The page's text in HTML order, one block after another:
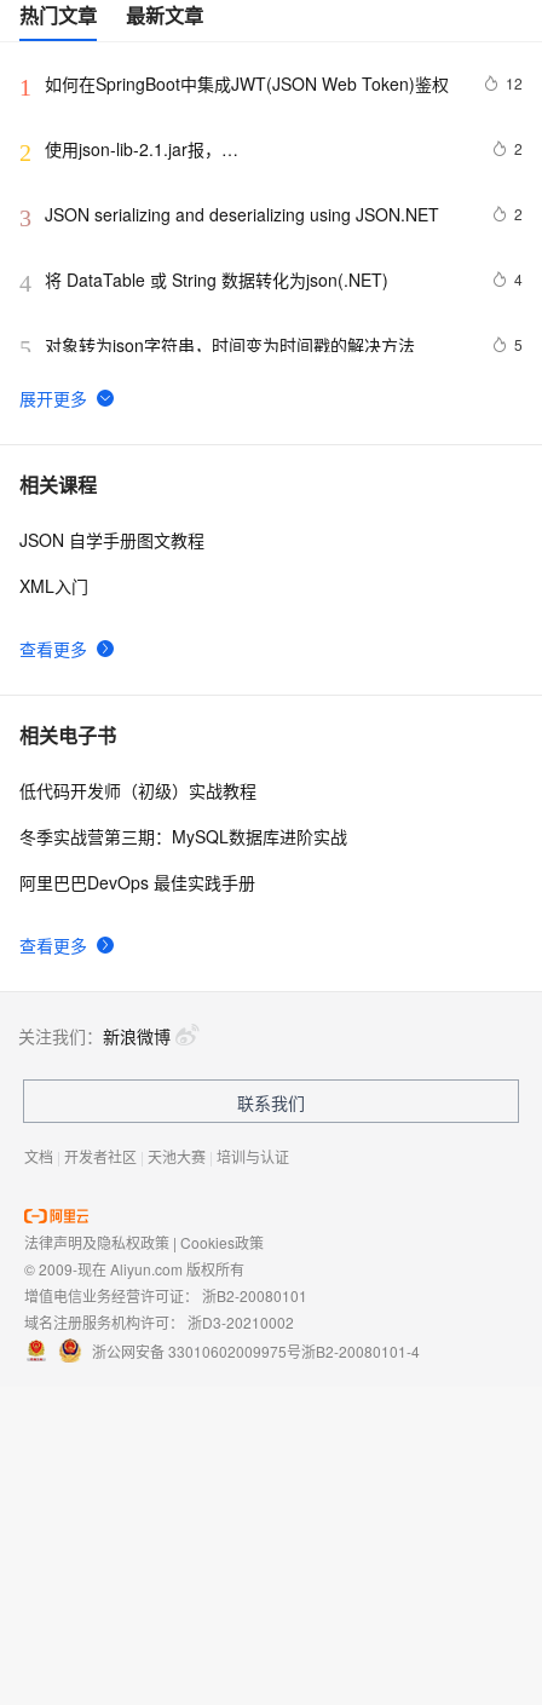
热门文章 最新文章
1 如何在SpringBoot中集成JWT(JSON Web Token)鉴权 12
2 使用json-lib-2.1.jar报，
member of class
2
3 JSON serializing and deserializing using JSON.NET 2
4 将 DataTable 或 String 数据转化为json(.NET) 4
5 对象转为json字符串，时间变为时间戳的解决方法 5
6 Python：使用PyJWT实现JSON Web Tokens加密解密
7 cpp struct json相互转换
8 java里json常见的转换方法
相关课程
查看更多
JSON 自学手册图文教程
XML入门
相关电子书
查看更多
低代码开发师（初级）实战教程
冬季实战营第三期：MySQL数据库进阶实战
阿里巴巴DevOps 最佳实践手册
关注我们： 新浪微博
联系我们
文档 | 开发者社区 | 天池大赛 | 培训与认证
法律声明及隐私权政策 | Cookies政策
© 2009-现在 Aliyun.com 版权所有
增值电信业务经营许可证： 浙B2-20080101
域名注册服务机构许可： 浙D3-20210002
浙公网安备 33010602009975号浙B2-20080101-4